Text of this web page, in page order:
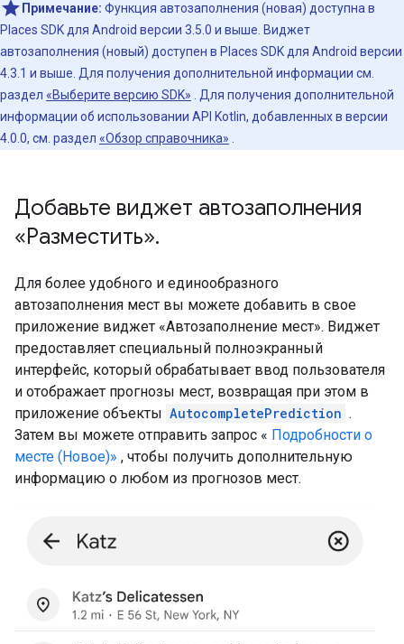
Примечание: Функция автозаполнения (новая) доступна в
Places SDK для Android версии 3.5.0 и выше. Виджет
автозаполнения (новый) доступен в Places SDK для Android версии
4.3.1 и выше. Для получения дополнительной информации см.
раздел «Выберите версию SDK» . Для получения дополнительной
информации об использовании API Kotlin, добавленных в версии
4.0.0, см. раздел «Обзор справочника»
Добавьте виджет автозаполнения
«Разместить».
Для более удобного и единообразного
автозаполнения мест вы можете добавить в свое
приложение виджет «Автозаполнение мест». Виджет
предоставляет специальный полноэкранный
интерфейс, который обрабатывает ввод пользователя
и отображает прогнозы мест, возвращая при этом в
приложение объекты AutocompletePrediction .
Затем вы можете отправить запрос « Подробности о
месте (Новое)» , чтобы получить дополнительную
информацию о любом из прогнозов мест.